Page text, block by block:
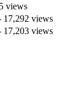
views
17,292 views
17,203 views